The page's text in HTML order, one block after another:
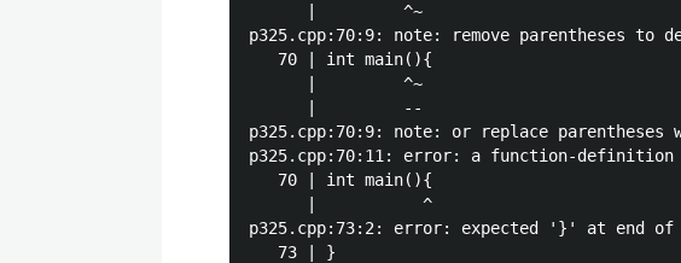
      |         ^~
p325.cpp:70:9: note: remove parentheses
   70 | int main(){
      |         ^~
      |         --
p325.cpp:70:9: note: or replace
p325.cpp:70:11: error: a function-
   70 | int main(){
      |           ^
p325.cpp:73:2: error: expected '}' at end of
   73 | }